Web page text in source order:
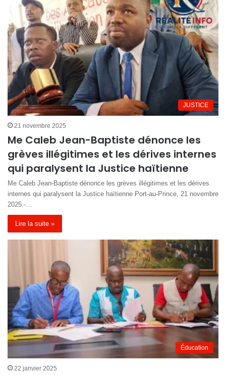
JUSTICE
21 novembre 2025
Me Caleb Jean-Baptiste dénonce les
grèves illégitimes et les dérives internes
qui paralysent la Justice haïtienne
Me Caleb Jean-Baptiste dénonce les grèves illégitimes et les dérives
internes qui paralysent la Justice haïtienne Port-au-Prince, 21 novembre
2025.-…
Lire la suite »
Éducation
22 janvier 2025